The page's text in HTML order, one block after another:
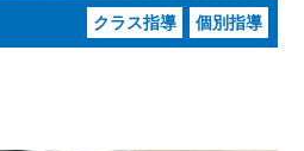
クラス指導 個別指導